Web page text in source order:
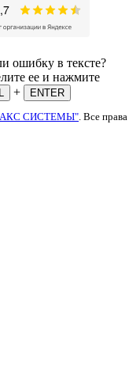
ошибку в тексте?
ее и нажмите
+
ENTER
СИСТЕМЫ". Все права